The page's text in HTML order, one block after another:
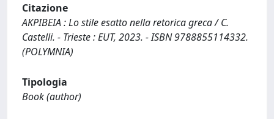
Citazione
ΑΚΡΙΒΕΙΑ : Lo stile esatto nella retorica greca / C.
Castelli. - Trieste : EUT, 2023. - ISBN 9788855114332.
(POLYMNIA)
Tipologia
Book (author)